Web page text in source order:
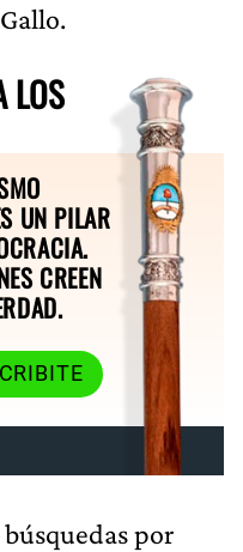
LOS
UN PILAR
CREEN
por